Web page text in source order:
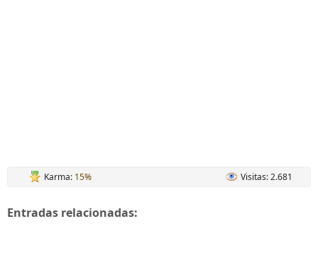
Karma: 15% Visitas: 2.681
Entradas relacionadas: